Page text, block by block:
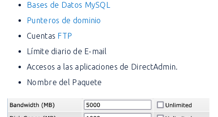
Bases de Datos MySQL
Punteros de dominio
Cuentas FTP
Límite diario de E-mail
Accesos a las aplicaciones de DirectAdmin.
Nombre del Paquete